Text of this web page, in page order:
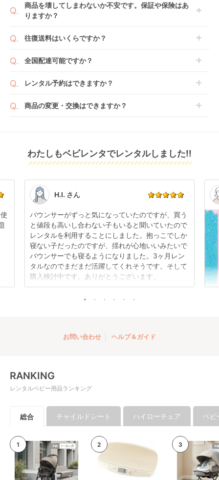
アイ ピボット 360 (i-
ドシート ジョイー
(joie)
レンタル
シート
レンタル
ショック ZC-720 チ
(AILBEBE) チャイル
ドシート
レンタル
円 〜
(NISHIMATSUYA) チ
ャイルドシート
レンタル
3,630円 〜
レンタル
4,631円 〜
クルムーヴ ロング
R129 エッグショック
EA チャイルドシート
コンビ(Combi)
円 〜
の上で、早期にご返却ください。
のもございます。
新品商品はメーカーから仕入れた状態のものをお送り
走行テストを行う場合がございます。
となる場合がございます。その際、メーカーの都合に
場合や、在庫切れによりご注文をキャンセルさせてい
い。
※万が一キャンセルとなった場合には、代金は全額ご
てお届けしております。そのため、小さなキズや使用
感はございますが、故障や大きなキズ、シミなどのリ
す。
点検清掃については
もご確認ください。
商品を壊してしまわないか不安です。保証や保険はあ
りますか？
おります。
ョンをご購入ください。
詳しくはこちらをご確認ください。
往復送料はいくらですか？
へ入れ、カートページから住所を入力すると送料が確
全国配達可能ですか？
※空港への配達はご対応できかねますのであらかじめ
レンタル予約はできますか？
可能ですので、商品のご注文時にご希望のお日にちに
商品の変更・交換はできますか？
また、レンタル期間の変更も商品発送前であれば変更
可能です。
い。
わたしもベビレンタでレンタルしました!!
H.I. さん
バウンサーがずっと気になっていたのですが、買う
と値段も高いし合わない子もいると聞いていたので
レンタルを利用することにしました。抱っこでしか
寝ない子だったのですが、揺れが心地いいみたいで
バウンサーでも寝るようになりました。3ヶ月レン
タルなのでまだまだ活躍してくれそうです。そして
購入検討中です。ありがとうございます。
お問い合わせ ヘルプ＆ガイド
RANKING
レンタルベビー用品ランキング
総合 チャイルドシート ハイローチェア ベビ